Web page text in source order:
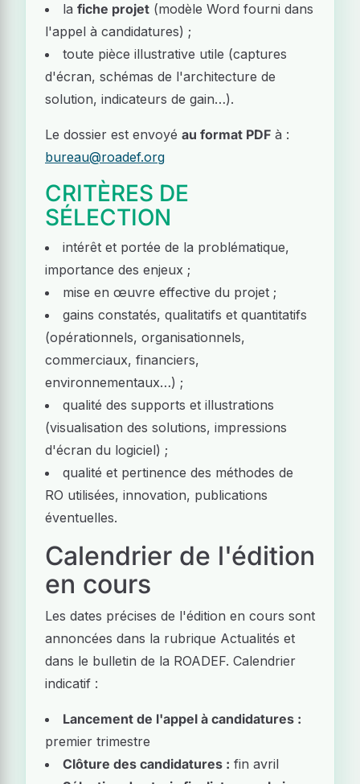
la fiche projet (modèle Word fourni dans
l'appel à candidatures) ;
toute pièce illustrative utile (captures
d'écran, schémas de l'architecture de
solution, indicateurs de gain…).
Le dossier est envoyé au format PDF à :
bureau@roadef.org
CRITÈRES DE
SÉLECTION
intérêt et portée de la problématique,
importance des enjeux ;
mise en œuvre effective du projet ;
gains constatés, qualitatifs et quantitatifs
(opérationnels, organisationnels,
commerciaux, financiers,
environnementaux…) ;
qualité des supports et illustrations
(visualisation des solutions, impressions
d'écran du logiciel) ;
qualité et pertinence des méthodes de
RO utilisées, innovation, publications
éventuelles.
Calendrier de l'édition
en cours
Les dates précises de l'édition en cours sont
annoncées dans la rubrique Actualités et
dans le bulletin de la ROADEF. Calendrier
indicatif :
Lancement de l'appel à candidatures :
premier trimestre
Clôture des candidatures : fin avril